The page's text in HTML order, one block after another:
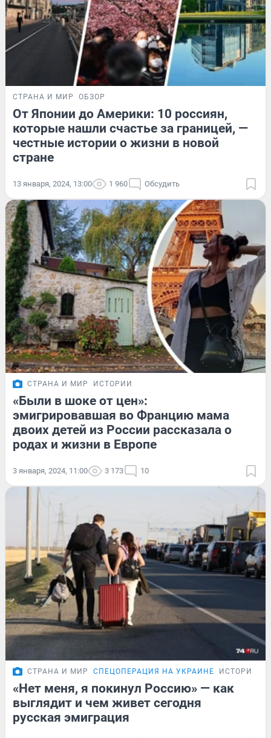
СТРАНА И МИР ОБЗОР
От Японии до Америки: 10 россиян,
которые нашли счастье за границей, —
честные истории о жизни в новой
стране
13 января, 2024, 13:00 1 960 Обсудить
СТРАНА И МИР ИСТОРИИ
«Были в шоке от цен»:
эмигрировавшая во Францию мама
двоих детей из России рассказала о
родах и жизни в Европе
3 января, 2024, 11:00 3 173 10
СТРАНА И МИР СПЕЦОПЕРАЦИЯ НА УКРАИНЕ ИСТОРИИ
«Нет меня, я покинул Россию» — как
выглядит и чем живет сегодня
русская эмиграция